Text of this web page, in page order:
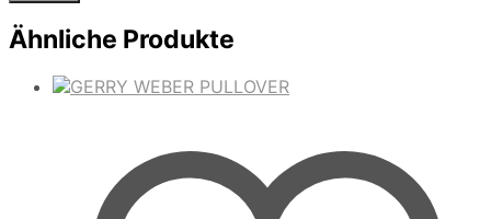
Ähnliche Produkte